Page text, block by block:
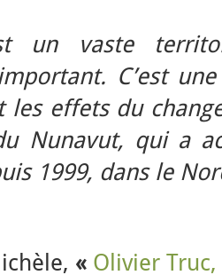
un vaste
C’est
les effets du
Nunavut, qui a
1999, dans le
« Olivier